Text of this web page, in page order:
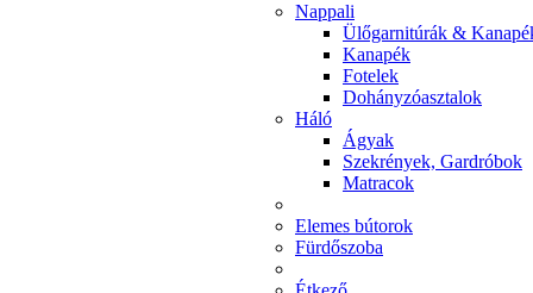
Nappali
Ülőgarnitúrák &
Kanapék
Fotelek
Dohányzóasztalok
Háló
Ágyak
Szekrények, Gardróbok
Matracok
Elemes bútorok
Fürdőszoba